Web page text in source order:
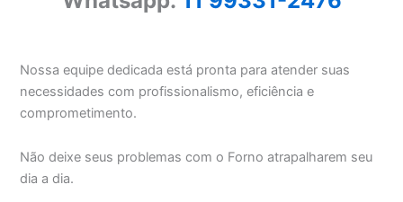
Nossa equipe dedicada está pronta para atender suas
necessidades com profissionalismo, eficiência e
comprometimento.
Não deixe seus problemas com o Forno atrapalharem seu
dia a dia.